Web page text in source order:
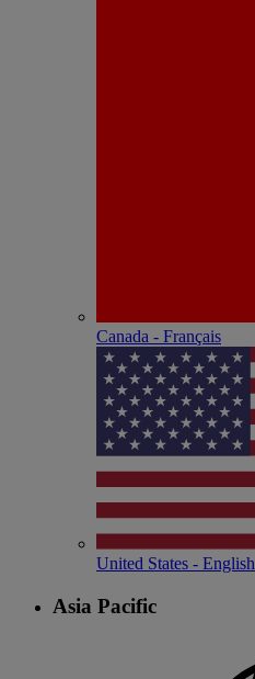
Canada - Français
United States - English
Asia Pacific